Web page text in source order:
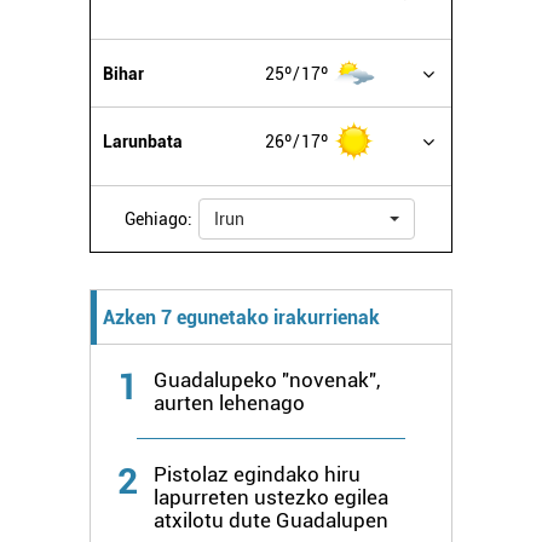
Bihar 25º 17º
Larunbata 26º 17º
Gehiago: Irun
Azken 7 egunetako irakurrienak
1
Guadalupeko "novenak",
aurten lehenago
2
Pistolaz egindako hiru
lapurreten ustezko egilea
atxilotu dute Guadalupen